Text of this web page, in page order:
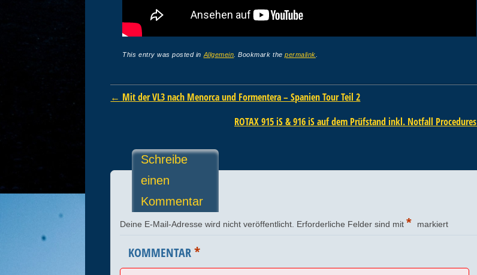
This entry was posted in Allgemein . Bookmark thepermalink
Post navigation
← Mit der VL3 nach Menorca und Formentera – Spanien Tour Teil 2
ROTAX 915 iS & 916 iS auf dem Prüfstand inkl. Notfall Procedures
Schreibe
einen
Kommentar
Deine E-Mail-Adresse wird nicht veröffentlicht. Erforderliche Felder sind mit * markiert
KOMMENTAR*